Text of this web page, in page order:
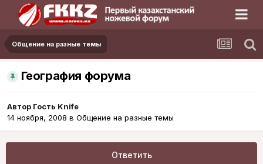
Общение на разные темы
География форума
Автор Гость Knife
14 ноября, 2008 в Общение на разные темы
Ответить